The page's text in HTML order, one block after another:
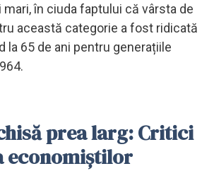
în ciuda faptului că vârsta de
această categorie a fost ridicată
la 65 de ani pentru generațiile
prea larg: Critici
economiștilor